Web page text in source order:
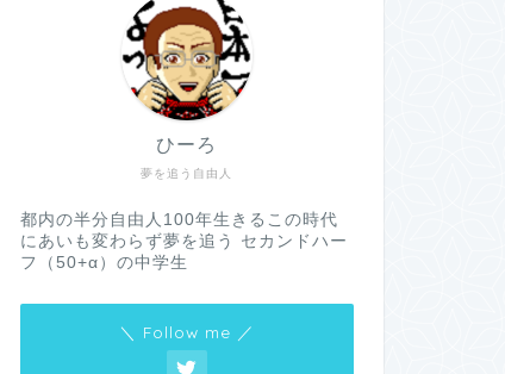
夢を追う自由人
ひーろ
都内の半分自由人100年生きるこの時代
にあいも変わらず夢を追う セカンドハー
フ（50+α）の中学生
＼ Follow me ／